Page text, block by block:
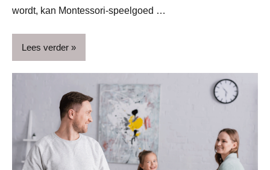
wordt, kan Montessori-speelgoed …
Lees verder
Dreumes
& peuter
Peuterproducten